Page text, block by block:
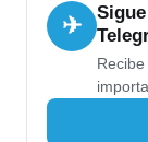
✈